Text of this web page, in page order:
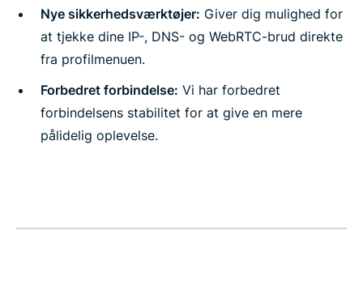
Nye sikkerhedsværktøjer: Giver dig mulighed for
at tjekke dine IP-, DNS- og WebRTC-brud direkte
fra profilmenuen.
Forbedret forbindelse: Vi har forbedret
forbindelsens stabilitet for at give en mere
pålidelig oplevelse.